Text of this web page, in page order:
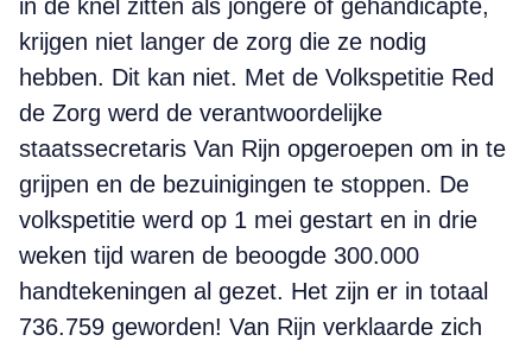
in de knel zitten als jongere of gehandicapte,
krijgen niet langer de zorg die ze nodig
hebben. Dit kan niet. Met de Volkspetitie Red
de Zorg werd de verantwoordelijke
staatssecretaris Van Rijn opgeroepen om in te
grijpen en de bezuinigingen te stoppen. De
volkspetitie werd op 1 mei gestart en in drie
weken tijd waren de beoogde 300.000
handtekeningen al gezet. Het zijn er in totaal
736.759 geworden! Van Rijn verklaarde zich